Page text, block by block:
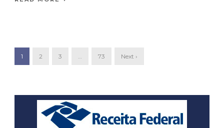
1 2 3 … 73 Next ›